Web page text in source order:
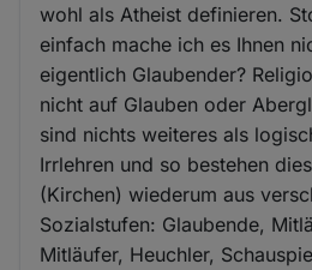
wohl als Atheist definieren.
einfach mache ich es Ihnen
eigentlich Glaubender?
nicht auf Glauben oder
sind nichts weiteres als
Irrlehren und so bestehen
(Kirchen) wiederum aus
Sozialstufen: Glaubende,
Mitläufer, Heuchler,